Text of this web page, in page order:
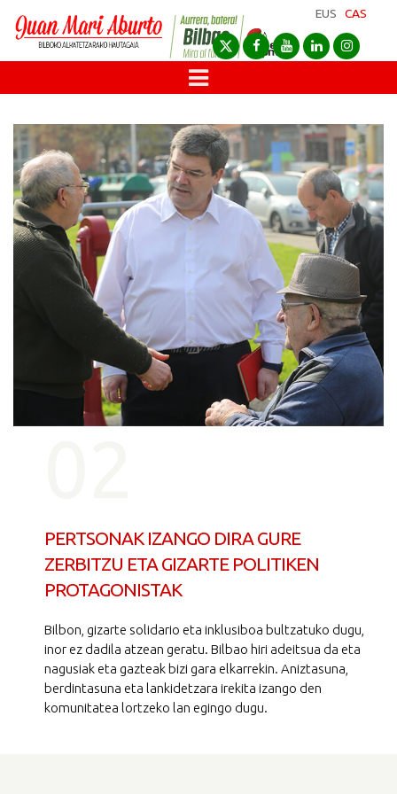
EUS CAS
PERTSONAK IZANGO DIRA GURE
ZERBITZU ETA GIZARTE POLITIKEN
PROTAGONISTAK
Bilbon, gizarte solidario eta inklusiboa bultzatuko dugu,
inor ez dadila atzean geratu. Bilbao hiri adeitsua da eta
nagusiak eta gazteak bizi gara elkarrekin. Aniztasuna,
berdintasuna eta lankidetzara irekita izango den
komunitatea lortzeko lan egingo dugu.